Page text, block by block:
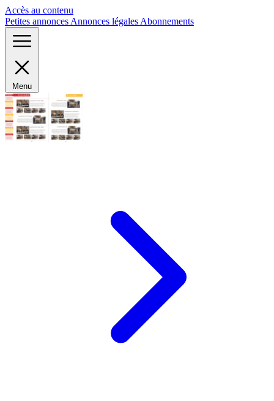
Accès au contenu
Petites annonces Annonces légales Abonnements
Menu
Panneau de gestion des cookies